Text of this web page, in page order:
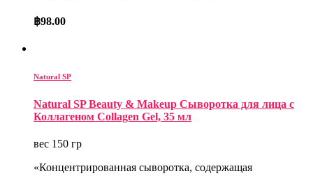
฿98.00
Natural SP
Natural SP Beauty & Makeup Сыворотка для лица с
Коллагеном Collagen Gel, 35 мл
вес 150 гр
«Концентрированная сыворотка, содержащая